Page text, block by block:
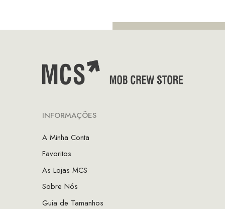
INFORMAÇÕES
A Minha Conta
Favoritos
As Lojas MCS
Sobre Nós
Guia de Tamanhos